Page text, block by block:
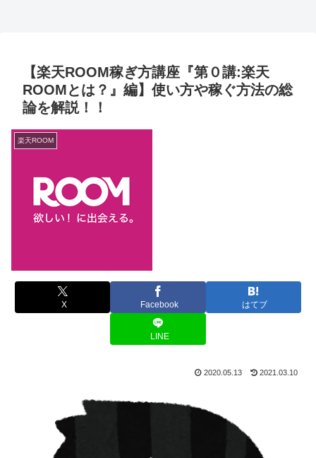
【楽天ROOM稼ぎ方講座『第０講:楽天
ROOMとは？』編】使い方や稼ぐ方法の総
論を解説！！
楽天ROOM
X Facebook はてブ
LINE
2020.05.13 2021.03.10